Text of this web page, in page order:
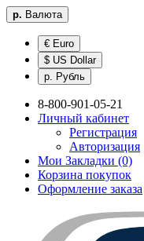
р. Валюта
€ Euro
$ US Dollar
р. Рубль
8-800-901-05-21
Личный кабинет
Регистрация
Авторизация
Мои Закладки (0)
Корзина покупок
Оформление заказа